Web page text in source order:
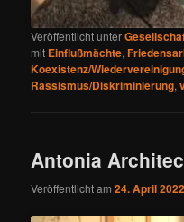
Veröffentlicht unter
mit Einflußmächte,
Koexistenz/
Rassismus/Diskriminierung,
Antonia
Veröffentlicht am24. April 2022